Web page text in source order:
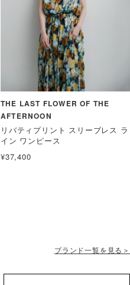
THE LAST FLOWER OF THE
AFTERNOON
リバティプリント スリーブレス ラ
イン ワンピース
¥37,400
ブランド一覧を見る＞